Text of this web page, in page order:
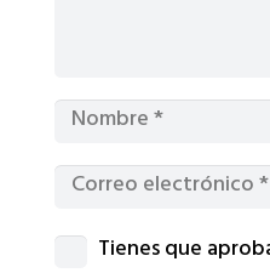
Tienes que